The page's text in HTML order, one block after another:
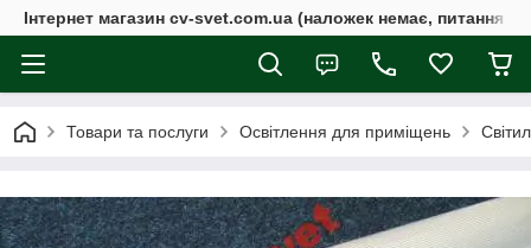
Інтернет магазин cv-svet.com.ua (наложек немає, питання у
Товари та послуги Освітлення для приміщень